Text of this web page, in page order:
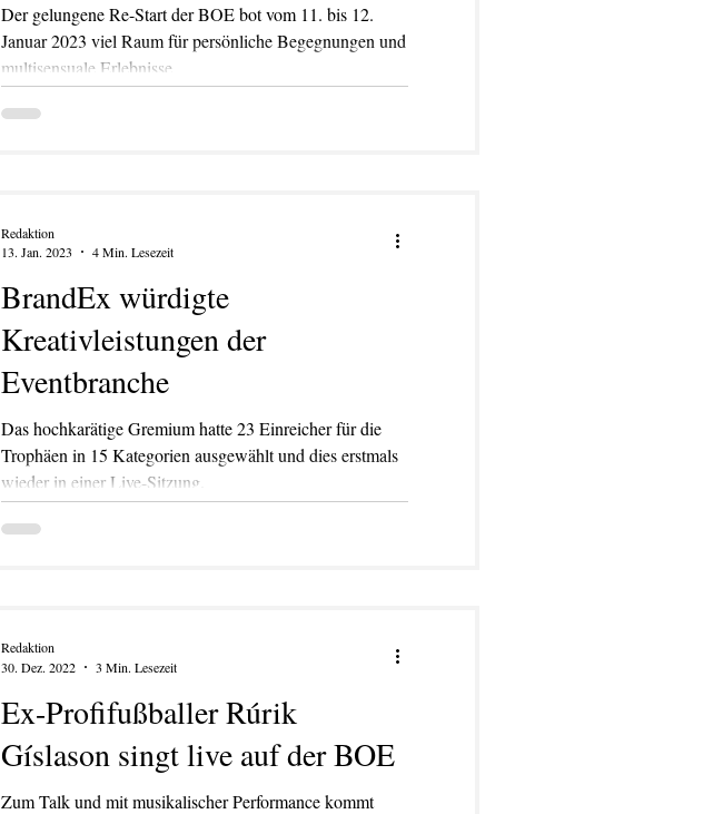
Der gelungene Re-Start der BOE bot vom 11. bis 12.
Januar 2023 viel Raum für persönliche Begegnungen und
multisensuale Erlebnisse.
BrandEx würdigte
Kreativleistungen der
Eventbranche
Das hochkarätige Gremium hatte 23 Einreicher für die
Trophäen in 15 Kategorien ausgewählt und dies erstmals
wieder in einer Live-Sitzung.
Redaktion
13. Jan. 2023
4 Min. Lesezeit
Ex-Profifußballer Rúrik
Gíslason singt live auf der BOE
Zum Talk und mit musikalischer Performance kommt
Redaktion
30. Dez. 2022
3 Min. Lesezeit